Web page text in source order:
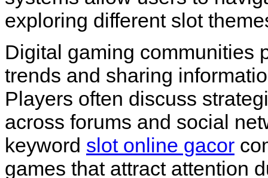
exploring different slot
Digital gaming communities
trends and sharing
Players often discuss
across forums and social
keyword slot online gacor
games that attract attention